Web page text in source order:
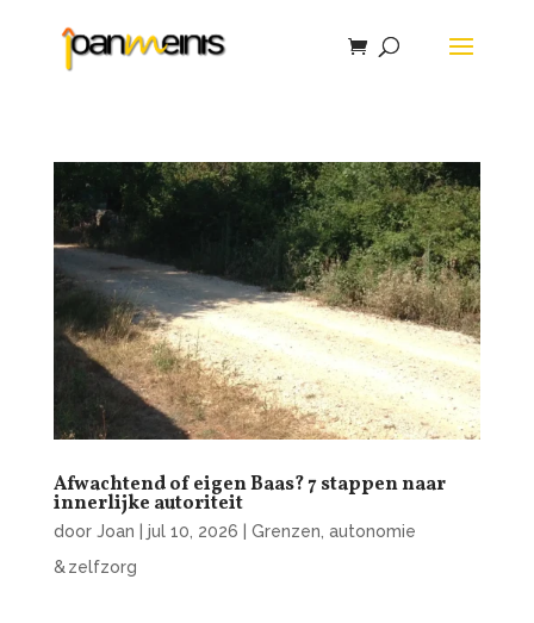
Afwachtend of eigen Baas? 7 stappen naar
innerlijke autoriteit
door Joan jul 10, 2026
Grenzen, autonomie
& zelfzorg